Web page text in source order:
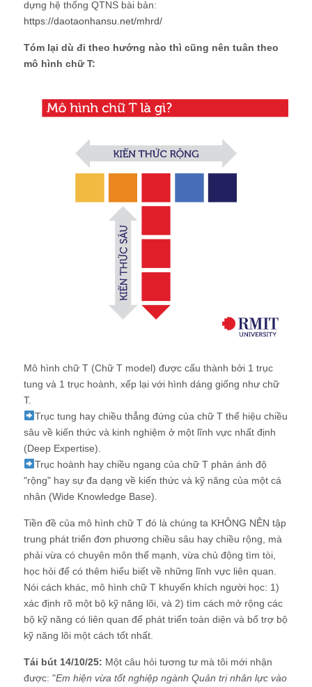
dựng hệ thống QTNS bài bản:
https://daotaonhansu.net/mhrd/
Tóm lại dù đi theo hướng nào thì cũng nên tuân theo
mô hình chữ T:
Mô hình chữ T (Chữ T model) được cấu thành bởi 1 trục
tung và 1 trục hoành, xếp lại với hình dáng giống như chữ
T.
Trục tung hay chiều thẳng đứng của chữ T thể hiệu chiều
sâu về kiến thức và kinh nghiệm ở một lĩnh vực nhất định
(Deep Expertise).
Trục hoành hay chiều ngang của chữ T phản ánh độ
"rộng" hay sự đa dạng về kiến thức và kỹ năng của một cá
nhân (Wide Knowledge Base).
Tiền đề của mô hình chữ T đó là chúng ta KHÔNG NÊN tập
trung phát triển đơn phương chiều sâu hay chiều rộng, mà
phải vừa có chuyên môn thế mạnh, vừa chủ động tìm tòi,
học hỏi để có thêm hiểu biết về những lĩnh vực liên quan.
Nói cách khác, mô hình chữ T khuyến khích người học: 1)
xác định rõ một bộ kỹ năng lõi, và 2) tìm cách mở rộng các
bộ kỹ năng có liên quan để phát triển toàn diện và bổ trợ bộ
kỹ năng lõi một cách tốt nhất.
Tái bút 14/10/25: Một câu hỏi tương tư mà tôi mới nhận
được: "Em hiện vừa tốt nghiệp ngành Quản trị nhân lực vào